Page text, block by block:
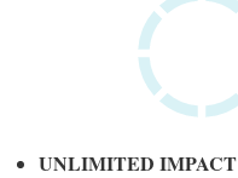
UNLIMITED IMPACT